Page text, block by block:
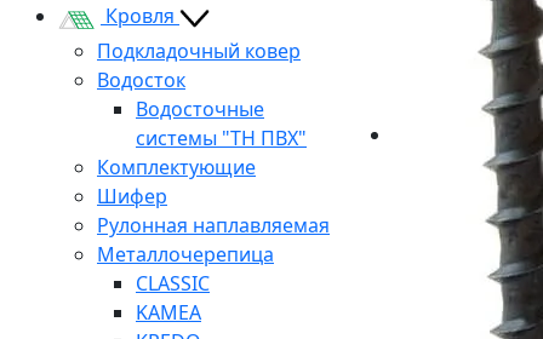
Кровля
Подкладочный ковер
Водосток
Водосточные
системы "ТН ПВХ"
Комплектующие
Шифер
Рулонная наплавляемая
Металлочерепица
CLASSIC
KAMEA